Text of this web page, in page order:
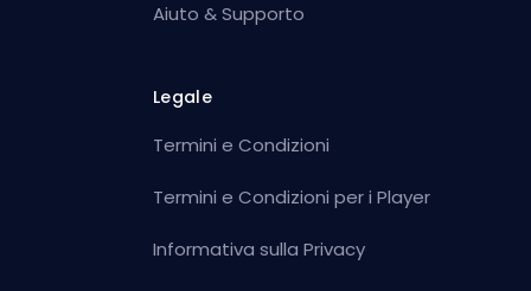
Aiuto & Supporto
Legale
Termini e Condizioni
Termini e Condizioni per i Player
Informativa sulla Privacy